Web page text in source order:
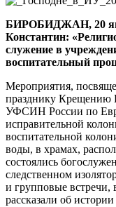
России
по
ЕАО
БИРОБИДЖАН, 20
Константин:
служение в
воспитательный
Мероприятия,
празднику Крещению
УФСИН России по
исправительной
воспитательной
воды, в храмах,
состоялись
следственном
и групповые встречи,
рассказали об